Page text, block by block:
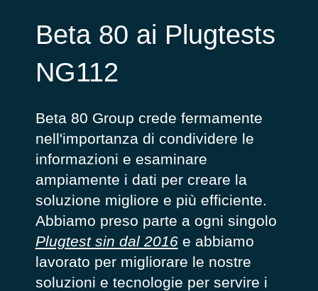
Beta 80 ai Plugtests
NG112
Beta 80 Group crede fermamente
nell'importanza di condividere le
informazioni e esaminare
ampiamente i dati per creare la
soluzione migliore e più efficiente.
Abbiamo preso parte a ogni singolo
Plugtest sin dal 2016e abbiamo
lavorato per migliorare le nostre
soluzioni e tecnologie per servire i